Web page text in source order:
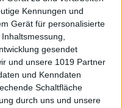
Kennungen und
Gerät für personalisierte
gesendet
und unsere 1019 Partner
und Kenndaten
Schaltfläche
durch uns und unsere